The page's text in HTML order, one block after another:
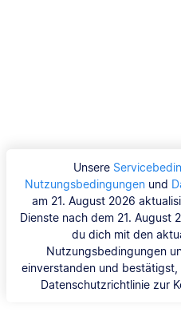
Unsere
Nutzungsbedingungen und
am 21. August 2026
Dienste nach dem 21. August
du dich mit den
Nutzungsbedingungen
einverstanden und
Datenschutzrichtlinie zur